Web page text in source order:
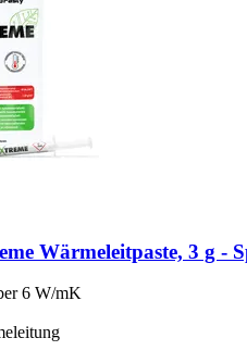
Wärmeleitpaste, 3 g -​
6 W/mK